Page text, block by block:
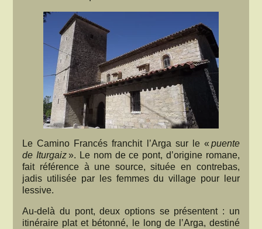
Le Camino Francés franchit l’Arga sur le « puente
de Iturgaiz». Le nom de ce pont, d’origine romane,
fait référence à une source, située en contrebas,
jadis utilisée par les femmes du village pour leur
lessive.
Au-delà du pont, deux options se présentent : un
itinéraire plat et bétonné, le long de l’Arga, destiné